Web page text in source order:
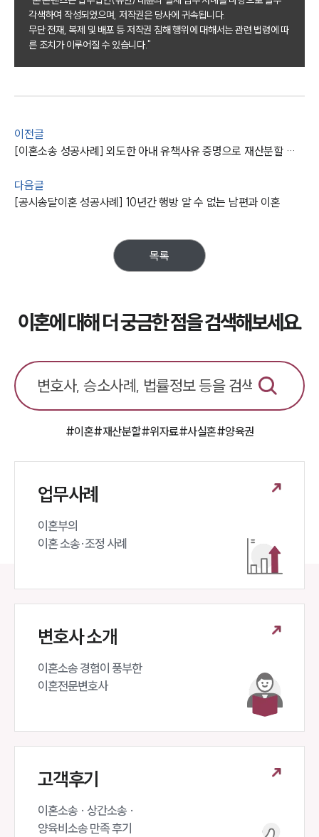
이혼 주요 업무사례
사례분석/최신동향
이혼 법률정보
법률지식인
업무
상간자위자료계산기
구성원 소개
이혼전문변호사
소식/자료
공지사항
법률 블로그
법률서식
뉴스레터/브로슈어
세미나
각색하여 작성되었으며, 저작권은 당사에 귀속됩니다.
무단 전재, 복제 및 배포 등 저작권 침해 행위에 대해서는 관련 법령에 따
른 조치가 이루어질 수 있습니다."
이전글
[이혼소송 성공사례] 외도한 아내 유책사유 증명으로 재산분할 요구 방어
다음글
[공시송달이혼 성공사례] 10년간 행방 알 수 없는 남편과 이혼
목록
이혼에 대해 더 궁금한 점을 검색해보세요.
#이혼#재산분할#위자료#사실혼#양육권
업무사례
이혼부의
이혼 소송·조정 사례
변호사 소개
이혼소송 경험이 풍부한
이혼전문변호사
고객후기
이혼소송 · 상간소송 ·
양육비소송 만족 후기